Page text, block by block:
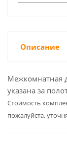
Описание
Межкомнатная
указана за
Cтоимость
пожалуйста,